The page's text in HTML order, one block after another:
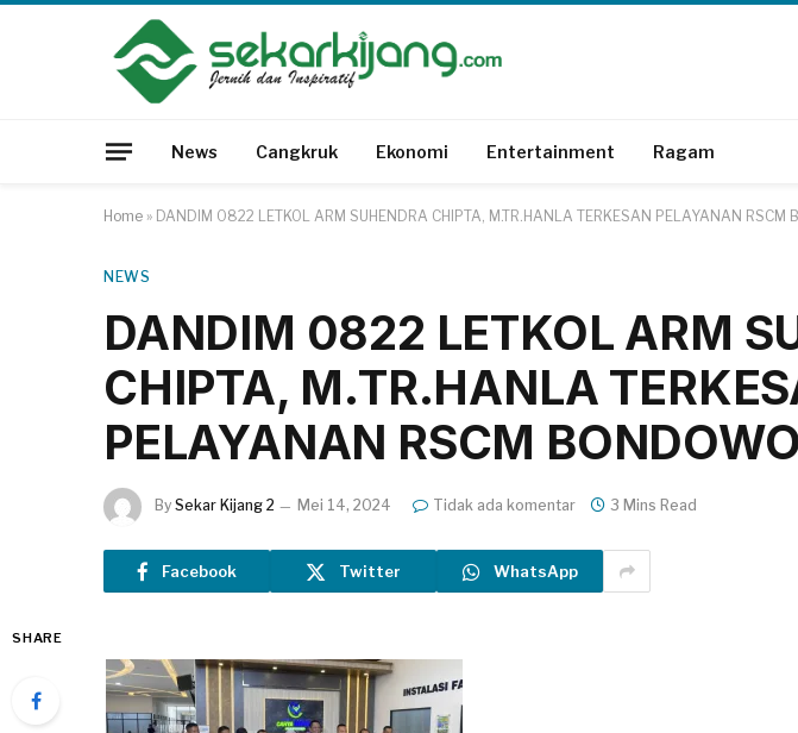
News Cangkruk Ekonomi Entertainment Ragam
Home » DANDIM 0822 LETKOL ARM SUHENDRA CHIPTA, M.TR.HANLA TERKESAN PELAYANAN RSCM
NEWS
DANDIM 0822 LETKOL ARM
CHIPTA, M.TR.HANLA
PELAYANAN RSCM
By Sekar Kijang 2 Mei 14, 2024 Tidak ada komentar 3 Mins Read
Facebook Twitter WhatsApp
SHARE